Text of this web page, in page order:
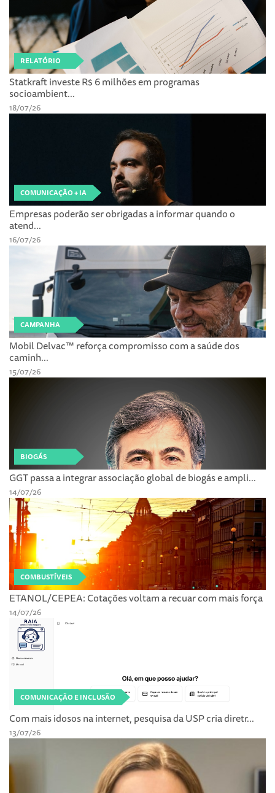
RELATÓRIO
Statkraft investe R$ 6 milhões em programas
socioambient...
18/07/26
COMUNICAÇÃO + IA
Empresas poderão ser obrigadas a informar quando o
atend...
16/07/26
CAMPANHA
Mobil Delvac™ reforça compromisso com a saúde dos
caminh...
15/07/26
BIOGÁS
GGT passa a integrar associação global de biogás e ampli...
14/07/26
COMBUSTÍVEIS
ETANOL/CEPEA: Cotações voltam a recuar com mais força
14/07/26
COMUNICAÇÃO E INCLUSÃO
Com mais idosos na internet, pesquisa da USP cria diretr...
13/07/26